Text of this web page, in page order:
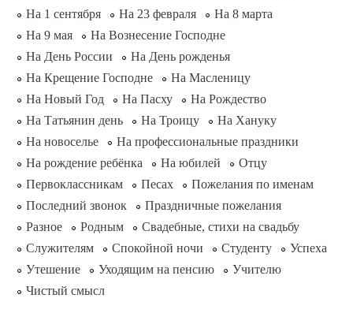
На 1 сентября
На 23 февраля
На 8 марта
На 9 мая
На Вознесение Господне
На День России
На День рожденья
На Крещение Господне
На Масленицу
На Новый Год
На Пасху
На Рождество
На Татьянин день
На Троицу
На Хануку
На новоселье
На профессиональные праздники
На рождение ребёнка
На юбилей
Отцу
Первоклассникам
Песах
Пожелания по именам
Последний звонок
Праздничные пожелания
Разное
Родным
Свадебные, стихи на свадьбу
Служителям
Спокойной ночи Студенту
Успеха
Утешение
Уходящим на пенсию
Учителю
Чистый смысл